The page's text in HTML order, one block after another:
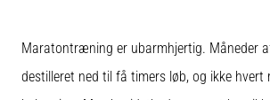
Maratontræning er ubarmhjertig. Måneder
destilleret ned til få timers løb, og ikke hvert